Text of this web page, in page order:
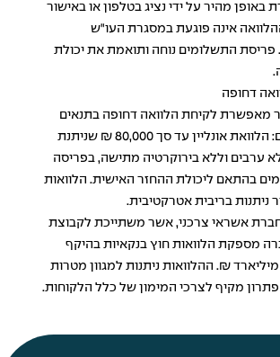
באופן מהיר על ידי נציג בטלפון או באישור
ההלוואה אינה פוגעת במסגרת העו"ש
פריסת התשלומים נוחה ותואמת את יכולת
דחופה
מאפשרת לקיחת הלוואה דחופה בתנאים
נוחים ומשתלמים: הלוואת אונליין עד סך 80,000 ₪ שניתנת
ערבים וללא בירוקרטיה מתישה, בפריסה
תשלומים בהתאם ליכולת ההחזר האישית. הלוואות
ניתנות בריבית אטרקטיבית.
חברת אשראי צרכני, אשר משתייכת לקבוצת
מספקת הלוואות חוץ בנקאיות בהיקף
₪. ההלוואות ניתנות למגוון מטרות
מקיף לצרכי המימון של כלל הלקוחות.